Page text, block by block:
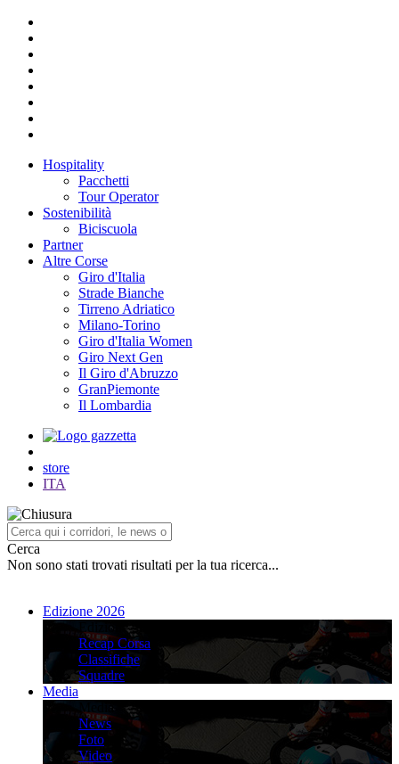
Hospitality
Pacchetti
Tour Operator
Sostenibilità
Biciscuola
Partner
Altre Corse
Giro d'Italia
Strade Bianche
Tirreno Adriatico
Milano-Torino
Giro d'Italia Women
Giro Next Gen
Il Giro d'Abruzzo
GranPiemonte
Il Lombardia
store
ITA
Cerca
Non sono stati trovati risultati per la tua ricerca...
Edizione 2026
Edizione 2026
Recap Corsa
Classifiche
Squadre
Media
Media
News
Foto
Video